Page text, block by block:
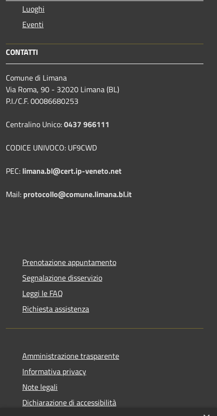
Luoghi
Eventi
CONTATTI
Comune di Limana
Via Roma, 90 - 32020 Limana (BL)
P.I./C.F. 00086680253
Centralino Unico:0437 966111
CODICE UNIVOCO: UF9CWD
PEC: limana.bl@cert.ip-veneto.net
Mail: protocollo@comune.limana.bl.it
Prenotazione appuntamento
Segnalazione disservizio
Leggi le FAQ
Richiesta assistenza
Amministrazione trasparente
Informativa privacy
Note legali
Dichiarazione di accessibilità